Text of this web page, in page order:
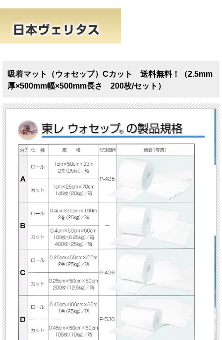
吸着マット（ウォセップ）Cカット 送料無料！（2.5mm
厚×500mm幅×500mm長さ 200枚/セット）